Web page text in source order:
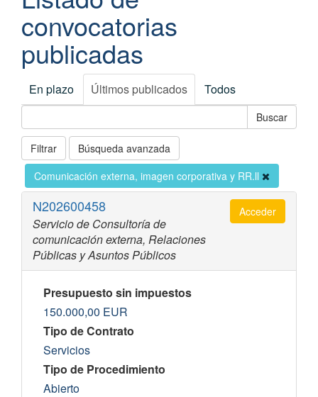
convocatorias
publicadas
En plazo Últimos publicados Todos
Filtrar
Búsqueda avanzada
Comunicación externa, imagen corporativa y RR.ll
N202600458
Servicio de Consultoría de
comunicación externa, Relaciones
Públicas y Asuntos Públicos
Acceder
Presupuesto sin impuestos
150.000,00 EUR
Tipo de Contrato
Servicios
Tipo de Procedimiento
Abierto